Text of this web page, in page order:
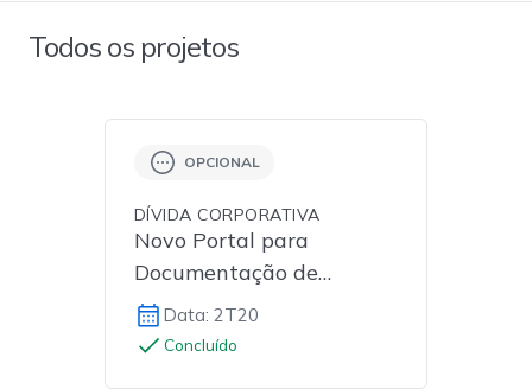
Todos os projetos
OPCIONAL
DÍVIDA CORPORATIVA
Novo Portal para
Documentação de
Ofertas de Renda Fixa
Data: 2T20
Concluído